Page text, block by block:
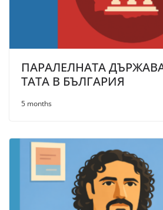
ПАРАЛЕЛНАТА
ТАТА В БЪЛГАРИЯ
5 months